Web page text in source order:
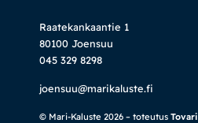
Raatekankaantie 1
80100 Joensuu
045 329 8298
joensuu@marikaluste.fi
© Mari-Kaluste 2026 – toteutus Tovari